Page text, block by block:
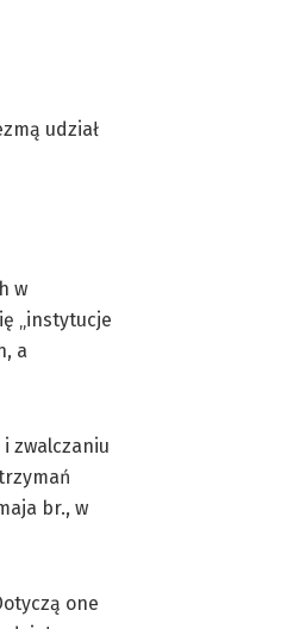
udział
w
„instytucje
a
zwalczaniu
br., w
one